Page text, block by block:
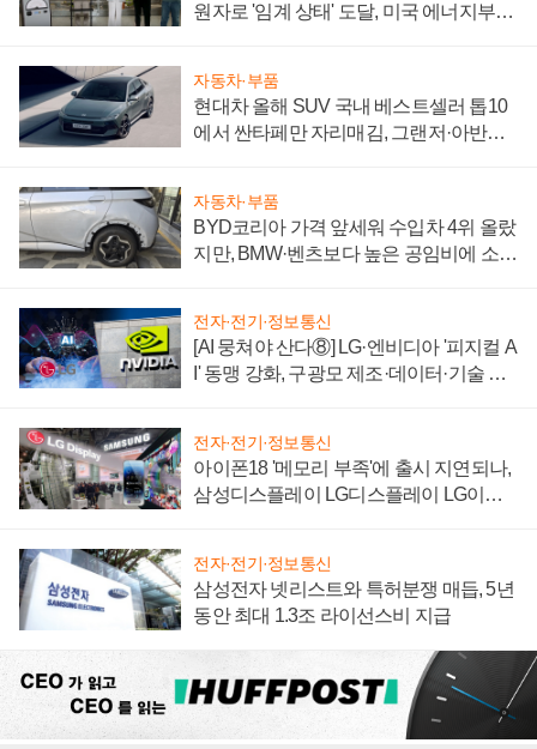
원자로 '임계 상태' 도달, 미국 에너지부
자동차·부품
현대차 올해 SUV 국내 베스트셀러 톱10
에서 싼타페만 자리매김, 그랜저·아반떼
자동차·부품
BYD코리아 가격 앞세워 수입차 4위 올랐
지만, BMW·벤츠보다 높은 공임비에 소비
전자·전기·정보통신
[AI 뭉쳐야 산다⑧] LG·엔비디아 '피지컬 A
I' 동맹 강화, 구광모 제조·데이터·기술 결
전자·전기·정보통신
아이폰18 '메모리 부족'에 출시 지연되나,
삼성디스플레이 LG디스플레이 LG이노
전자·전기·정보통신
삼성전자 넷리스트와 특허분쟁 매듭, 5년
동안 최대 1.3조 라이선스비 지급